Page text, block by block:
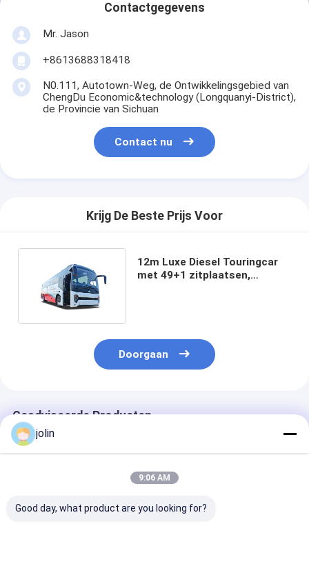
Contactgegevens
Mr. Jason
+8613688318418
N0.111, Autotown-Weg, de Ontwikkelingsgebied van
ChengDu Economic&technology (Longquanyi-District),
de Provincie van Sichuan
Contact nu
Krijg De Beste Prijs Voor
12m Luxe Diesel Touringcar
met 49+1 zitplaatsen,
Doorgaan
Geadviseerde Producten
jolin
9:06 AM
Good day, what product are you looking for?